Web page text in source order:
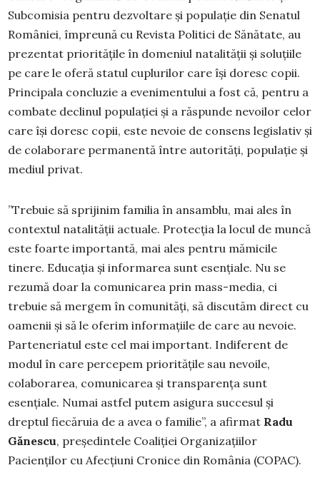
Subcomisia pentru dezvoltare și populație din Senatul
României, împreună cu Revista Politici de Sănătate, au
prezentat prioritățile în domeniul natalității și soluțiile
pe care le oferă statul cuplurilor care își doresc copii.
Principala concluzie a evenimentului a fost că, pentru a
combate declinul populației și a răspunde nevoilor celor
care își doresc copii, este nevoie de consens legislativ și
de colaborare permanentă între autorități, populație și
mediul privat.
”Trebuie să sprijinim familia în ansamblu, mai ales în
contextul natalității actuale. Protecția la locul de muncă
este foarte importantă, mai ales pentru mămicile
tinere. Educația și informarea sunt esențiale. Nu se
rezumă doar la comunicarea prin mass-media, ci
trebuie să mergem în comunități, să discutăm direct cu
oamenii și să le oferim informațiile de care au nevoie.
Parteneriatul este cel mai important. Indiferent de
modul în care percepem prioritățile sau nevoile,
colaborarea, comunicarea și transparența sunt
esențiale. Numai astfel putem asigura succesul și
dreptul fiecăruia de a avea o familie”, a afirmat Radu
Gănescu, președintele Coaliției Organizațiilor
Pacienților cu Afecțiuni Cronice din România (COPAC).